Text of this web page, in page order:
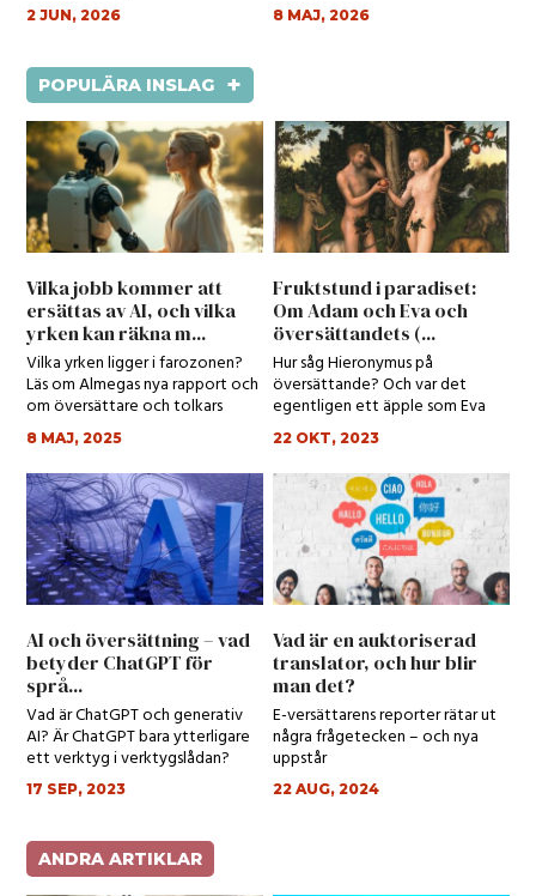
2 JUN, 2026 8 MAJ, 2026
POPULÄRA INSLAG +
Vilka jobb kommer att
ersättas av AI, och vilka
yrken kan räkna m...
Vilka yrken ligger i farozonen?
Läs om Almegas nya rapport och
om översättare och tolkars
spådda yrk...
8 MAJ, 2025
Fruktstund i paradiset:
Om Adam och Eva och
översättandets (...
Hur såg Hieronymus på
översättande? Och var det
egentligen ett äpple som Eva
åt?
22 OKT, 2023
AI och översättning – vad
betyder ChatGPT för
språ...
Vad är ChatGPT och generativ
AI? Är ChatGPT bara ytterligare
ett verktyg i verktygslådan?
17 SEP, 2023
Vad är en auktoriserad
translator, och hur blir
man det?
E-versättarens reporter rätar ut
några frågetecken – och nya
uppstår
22 AUG, 2024
ANDRA ARTIKLAR